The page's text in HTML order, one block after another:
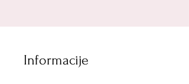
Informacije